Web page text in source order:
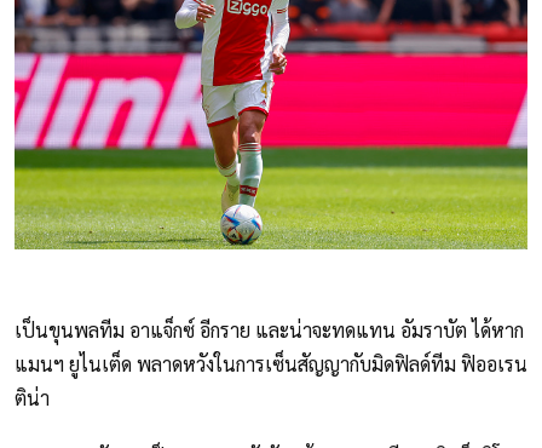
เป็นขุนพลทีม อาแจ็กซ์ อีกราย และน่าจะทดแทน อัมราบัต ได้หาก
แมนฯ ยูไนเต็ด พลาดหวังในการเซ็นสัญญากับมิดฟิลด์ทีม ฟิออเรน
ติน่า